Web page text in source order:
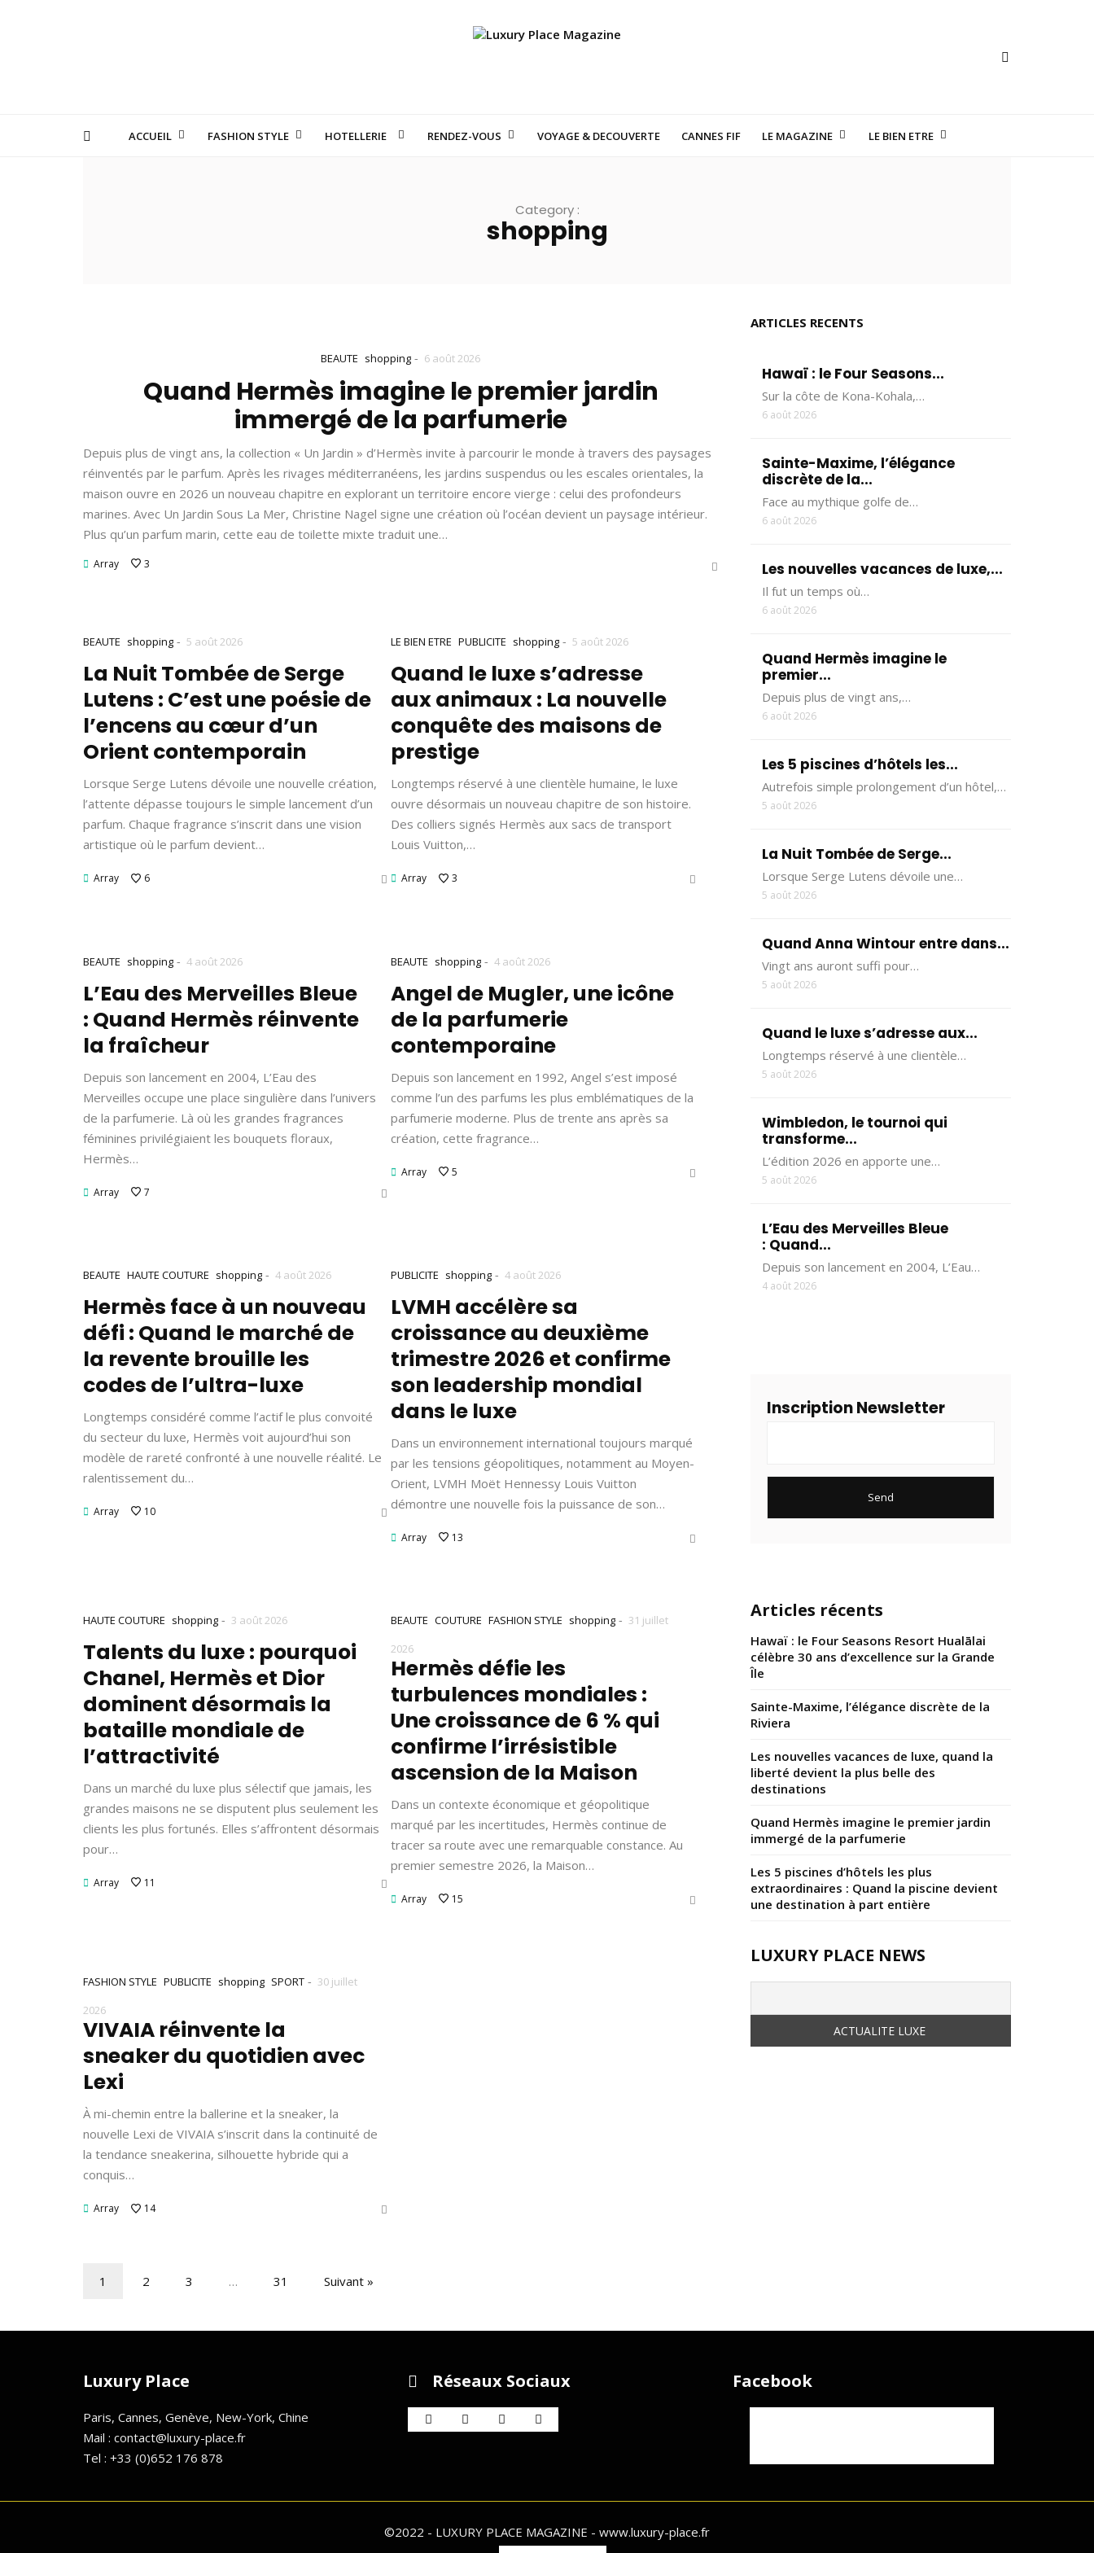
ACCUEIL FASHION STYLE HOTELLERIE RENDEZ-VOUS VOYAGE & DECOUVERTE CANNES FIF LE MAGAZINE LE BIEN ETRE
Category :
shopping
BEAUTE shopping - 6 août 2026
Quand Hermès imagine le premier jardin
immergé de la parfumerie
Depuis plus de vingt ans, la collection « Un Jardin » d’Hermès invite à parcourir le monde à travers des paysages
réinventés par le parfum. Après les rivages méditerranéens, les jardins suspendus ou les escales orientales, la
maison ouvre en 2026 un nouveau chapitre en explorant un territoire encore vierge : celui des profondeurs
marines. Avec Un Jardin Sous La Mer, Christine Nagel signe une création où l’océan devient un paysage intérieur.
Plus qu’un parfum marin, cette eau de toilette mixte traduit une…
Array 3
BEAUTE shopping - 5 août 2026
La Nuit Tombée de Serge
Lutens : C’est une poésie de
l’encens au cœur d’un
Orient contemporain
Lorsque Serge Lutens dévoile une nouvelle création,
l’attente dépasse toujours le simple lancement d’un
parfum. Chaque fragrance s’inscrit dans une vision
artistique où le parfum devient…
Array 6
LE BIEN ETRE PUBLICITE shopping - 5 août 2026
Quand le luxe s’adresse
aux animaux : La nouvelle
conquête des maisons de
prestige
Longtemps réservé à une clientèle humaine, le luxe
ouvre désormais un nouveau chapitre de son histoire.
Des colliers signés Hermès aux sacs de transport
Louis Vuitton,…
Array 3
BEAUTE shopping - 4 août 2026
L’Eau des Merveilles Bleue
: Quand Hermès réinvente
la fraîcheur
Depuis son lancement en 2004, L’Eau des
Merveilles occupe une place singulière dans l’univers
de la parfumerie. Là où les grandes fragrances
féminines privilégiaient les bouquets floraux,
Hermès…
Array 7
BEAUTE shopping - 4 août 2026
Angel de Mugler, une icône
de la parfumerie
contemporaine
Depuis son lancement en 1992, Angel s’est imposé
comme l’un des parfums les plus emblématiques de la
parfumerie moderne. Plus de trente ans après sa
création, cette fragrance…
Array 5
BEAUTE HAUTE COUTURE shopping - 4 août 2026
Hermès face à un nouveau
défi : Quand le marché de
la revente brouille les
codes de l’ultra-luxe
Longtemps considéré comme l’actif le plus convoité
du secteur du luxe, Hermès voit aujourd’hui son
modèle de rareté confronté à une nouvelle réalité. Le
ralentissement du…
Array 10
PUBLICITE shopping - 4 août 2026
LVMH accélère sa
croissance au deuxième
trimestre 2026 et confirme
son leadership mondial
dans le luxe
Dans un environnement international toujours marqué
par les tensions géopolitiques, notamment au Moyen-
Orient, LVMH Moët Hennessy Louis Vuitton
démontre une nouvelle fois la puissance de son…
Array 13
HAUTE COUTURE shopping - 3 août 2026
Talents du luxe : pourquoi
Chanel, Hermès et Dior
dominent désormais la
bataille mondiale de
l’attractivité
Dans un marché du luxe plus sélectif que jamais, les
grandes maisons ne se disputent plus seulement les
clients les plus fortunés. Elles s’affrontent désormais
pour…
Array 11
BEAUTE COUTURE FASHION STYLE shopping - 31 juillet
2026
Hermès défie les
turbulences mondiales :
Une croissance de 6 % qui
confirme l’irrésistible
ascension de la Maison
Dans un contexte économique et géopolitique
marqué par les incertitudes, Hermès continue de
tracer sa route avec une remarquable constance. Au
premier semestre 2026, la Maison…
Array 15
FASHION STYLE PUBLICITE shopping SPORT - 30 juillet
2026
VIVAIA réinvente la
sneaker du quotidien avec
Lexi
À mi-chemin entre la ballerine et la sneaker, la
nouvelle Lexi de VIVAIA s’inscrit dans la continuité de
la tendance sneakerina, silhouette hybride qui a
conquis…
Array 14
1 2 3 … 31 Suivant »
ARTICLES RECENTS
Hawaï : le Four Seasons...
Sur la côte de Kona-Kohala,…
6 août 2026
Sainte-Maxime, l’élégance
discrète de la...
Face au mythique golfe de…
6 août 2026
Les nouvelles vacances de luxe,...
Il fut un temps où…
6 août 2026
Quand Hermès imagine le
premier...
Depuis plus de vingt ans,…
6 août 2026
Les 5 piscines d’hôtels les...
Autrefois simple prolongement d’un hôtel,…
5 août 2026
La Nuit Tombée de Serge...
Lorsque Serge Lutens dévoile une…
5 août 2026
Quand Anna Wintour entre dans...
Vingt ans auront suffi pour…
5 août 2026
Quand le luxe s’adresse aux...
Longtemps réservé à une clientèle…
5 août 2026
Wimbledon, le tournoi qui
transforme...
L’édition 2026 en apporte une…
5 août 2026
L’Eau des Merveilles Bleue
: Quand...
Depuis son lancement en 2004, L’Eau…
4 août 2026
Inscription Newsletter
Articles récents
Hawaï : le Four Seasons Resort Hualālai
célèbre 30 ans d’excellence sur la Grande
Île
Sainte-Maxime, l’élégance discrète de la
Riviera
Les nouvelles vacances de luxe, quand la
liberté devient la plus belle des
destinations
Quand Hermès imagine le premier jardin
immergé de la parfumerie
Les 5 piscines d’hôtels les plus
extraordinaires : Quand la piscine devient
une destination à part entière
LUXURY PLACE NEWS
Luxury Place
Paris, Cannes, Genève, New-York, Chine
Mail : contact@luxury-place.fr
Tel : +33 (0)652 176 878
Réseaux Sociaux Facebook
©2022 - LUXURY PLACE MAGAZINE - www.luxury-place.fr